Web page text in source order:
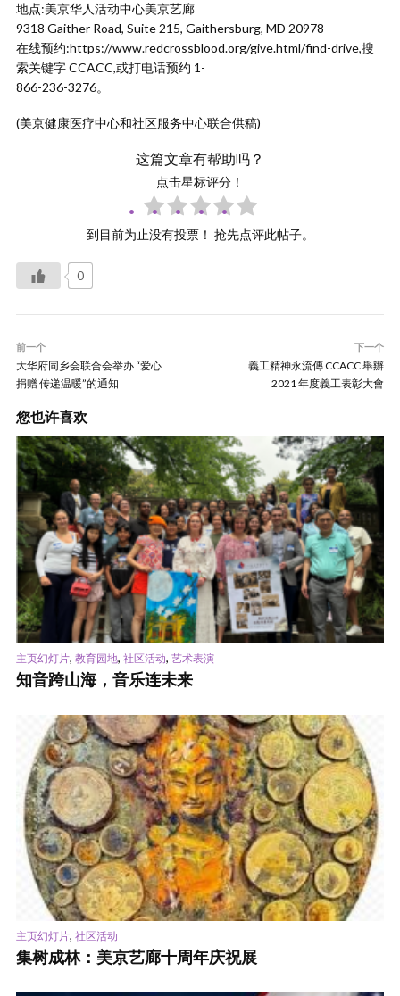
地点:美京华人活动中心美京艺廊
9318 Gaither Road, Suite 215, Gaithersburg, MD 20978
在线预约:https://www.redcrossblood.org/give.html/find-drive,搜
索关键字 CCACC,或打电话预约 1-
866-236-3276。
(美京健康医疗中心和社区服务中心联合供稿)
这篇文章有帮助吗？
点击星标评分！
到目前为止没有投票！ 抢先点评此帖子。
0
前一个
大华府同乡会联合会举办 “爱心
捐赠 传递温暖”的通知
下一个
義工精神永流傳 CCACC 舉辦
2021 年度義工表彰大會
您也许喜欢
主页幻灯片, 教育园地, 社区活动, 艺术表演
知音跨山海，音乐连未来
主页幻灯片, 社区活动
集树成林：美京艺廊十周年庆祝展